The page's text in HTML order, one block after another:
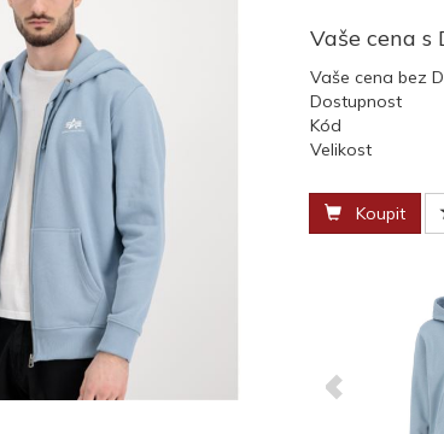
Vaše cena s
Vaše cena bez
Dostupnost
Kód
Velikost
Koupit